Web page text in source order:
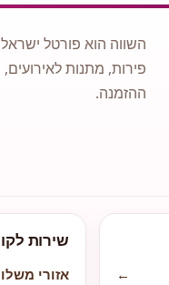
השווה הוא פורטל
פירות, מתנות
ההזמנה.
←
שירות
אזורי